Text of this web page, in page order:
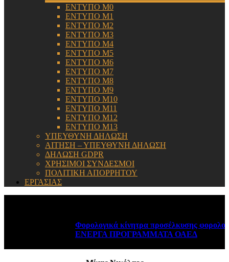
ΕΝΤΥΠΟ Μ0
ΕΝΤΥΠΟ Μ1
ΕΝΤΥΠΟ Μ2
ΕΝΤΥΠΟ Μ3
ΕΝΤΥΠΟ Μ4
ΕΝΤΥΠΟ Μ5
ΕΝΤΥΠΟ Μ6
ΕΝΤΥΠΟ Μ7
ΕΝΤΥΠΟ Μ8
ΕΝΤΥΠΟ Μ9
ΕΝΤΥΠΟ Μ10
ΕΝΤΥΠΟ Μ11
ΕΝΤΥΠΟ Μ12
ΕΝΤΥΠΟ Μ13
ΥΠΕΥΘΥΝΗ ΔΗΛΩΣΗ
ΑΙΤΗΣΗ – ΥΠΕΥΘΥΝΗ ΔΗΛΩΣΗ
ΔΗΛΩΣΗ GDPR
ΧΡΗΣΙΜΟΙ ΣΥΝΔΕΣΜΟΙ
ΠΟΛΙΤΙΚΗ ΑΠΟΡΡΗΤΟΥ
ΕΡΓΑΣΙΑΣ
Φορολογικά κίνητρα προσέλκυσης
ΕΝΕΡΓΑ ΠΡΟΓΡΑΜΜΑΤΑ ΟΑΕΔ August 6,